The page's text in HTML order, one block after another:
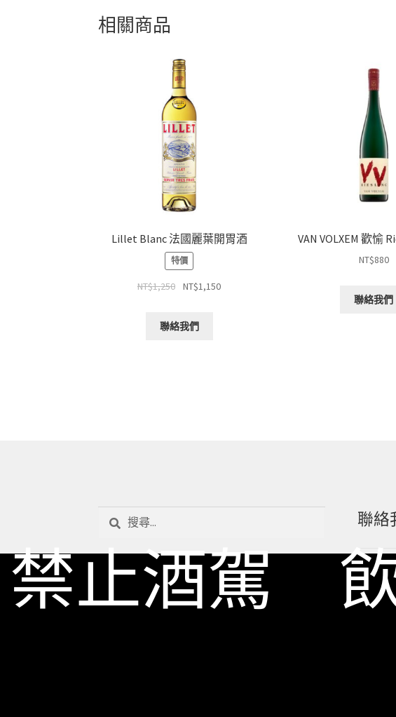
相關商品
Lillet Blanc 法國麗葉開胃酒
特價
NT$1,250 NT$1,150
聯絡我們
VAN VOLXEM 歡愉
NT$880
聯絡我們
聯絡
一飲
一飲
禁止酒駕